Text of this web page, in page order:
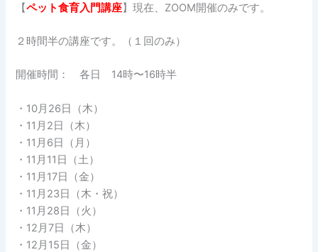
【ペット食育入門講座】現在、ZOOM開催のみです。
２時間半の講座です。（１回のみ）
開催時間： 各日 14時〜16時半
・10月26日（木）
・11月2日（木）
・11月6日（月）
・11月11日（土）
・11月17日（金）
・11月23日（木・祝）
・11月28日（火）
・12月7日（木）
・12月15日（金）